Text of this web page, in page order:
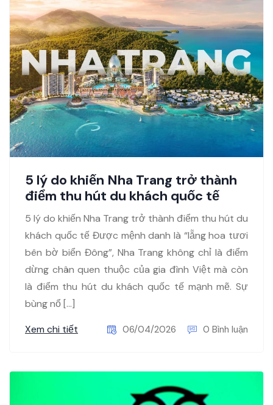
5 lý do khiến Nha Trang trở thành
điểm thu hút du khách quốc tế
5 lý do khiến Nha Trang trở thành điểm thu hút du
khách quốc tế Được mệnh danh là “lẵng hoa tươi
bên bờ biển Đông”, Nha Trang không chỉ là điểm
dừng chân quen thuộc của gia đình Việt mà còn
là điểm thu hút du khách quốc tế mạnh mẽ. Sự
bùng nổ […]
Xem chi tiết
06/04/2026 0 Bình luận